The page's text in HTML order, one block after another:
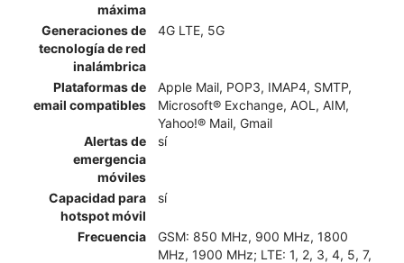
máxima
Generaciones de
tecnología de red
inalámbrica
4G LTE, 5G
Plataformas de
email compatibles
Apple Mail, POP3, IMAP4, SMTP,
Microsoft® Exchange, AOL, AIM,
Yahoo!® Mail, Gmail
Alertas de
emergencia
móviles
sí
Capacidad para
hotspot móvil
sí
Frecuencia
GSM: 850 MHz, 900 MHz, 1800
MHz, 1900 MHz; LTE: 1, 2, 3, 4, 5, 7,